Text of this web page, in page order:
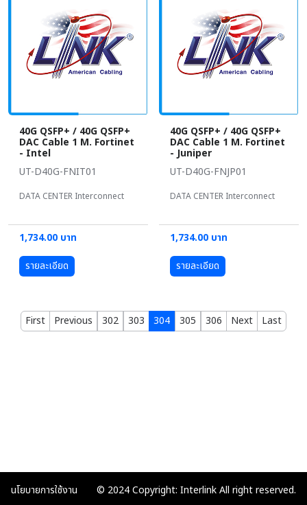
40G QSFP+ / 40G QSFP+
DAC Cable 1 M. Fortinet
- Intel
UT-D40G-FNIT01
DATA CENTER Interconnect
1,734.00 บาท
รายละเอียด
40G QSFP+ / 40G QSFP+
DAC Cable 1 M. Fortinet
- Juniper
UT-D40G-FNJP01
DATA CENTER Interconnect
1,734.00 บาท
รายละเอียด
First Previous 302 303 304 305 306 Next Last
นโยบายการใช้งาน © 2024 Copyright: Interlink All right reserved.